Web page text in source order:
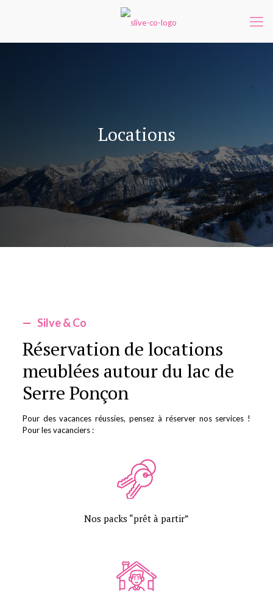
Locations
— Silve & Co
Réservation de locations
meublées autour du lac de
Serre Ponçon
Pour des vacances réussies, pensez à réserver nos services !
Pour les vacanciers :
Nos packs “prêt à partir”